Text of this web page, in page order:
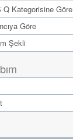
Q Kategorisine Göre
Göre
Şekli